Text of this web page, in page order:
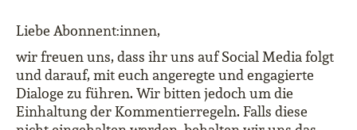
Liebe Abonnent:innen,
wir freuen uns, dass ihr uns auf Social Media folgt
und darauf, mit euch angeregte und engagierte
Dialoge zu führen. Wir bitten jedoch um die
Einhaltung der Kommentierregeln. Falls diese